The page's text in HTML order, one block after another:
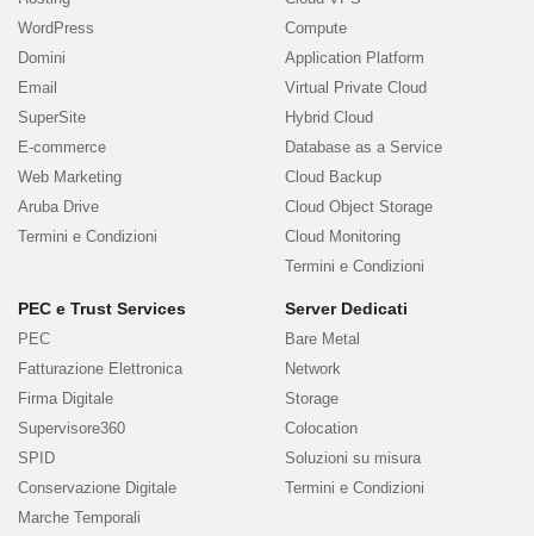
e
servizi
WordPress
Domini
Email
SuperSite
E-commerce
Web Marketing
Aruba Drive
Termini e Condizioni
Compute
Application Platform
Virtual Private Cloud
Hybrid Cloud
Database as a Service
Cloud Backup
Cloud Object Storage
Cloud Monitoring
Termini e Condizioni
PEC e Trust Services
PEC
Fatturazione Elettronica
Firma Digitale
Supervisore360
SPID
Conservazione Digitale
Marche Temporali
Server Dedicati
Bare Metal
Network
Storage
Colocation
Soluzioni su misura
Termini e Condizioni